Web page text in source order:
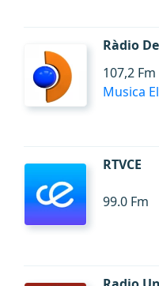
Ràdio
107,2 Fm
Musica
RTVCE
99.0 Fm